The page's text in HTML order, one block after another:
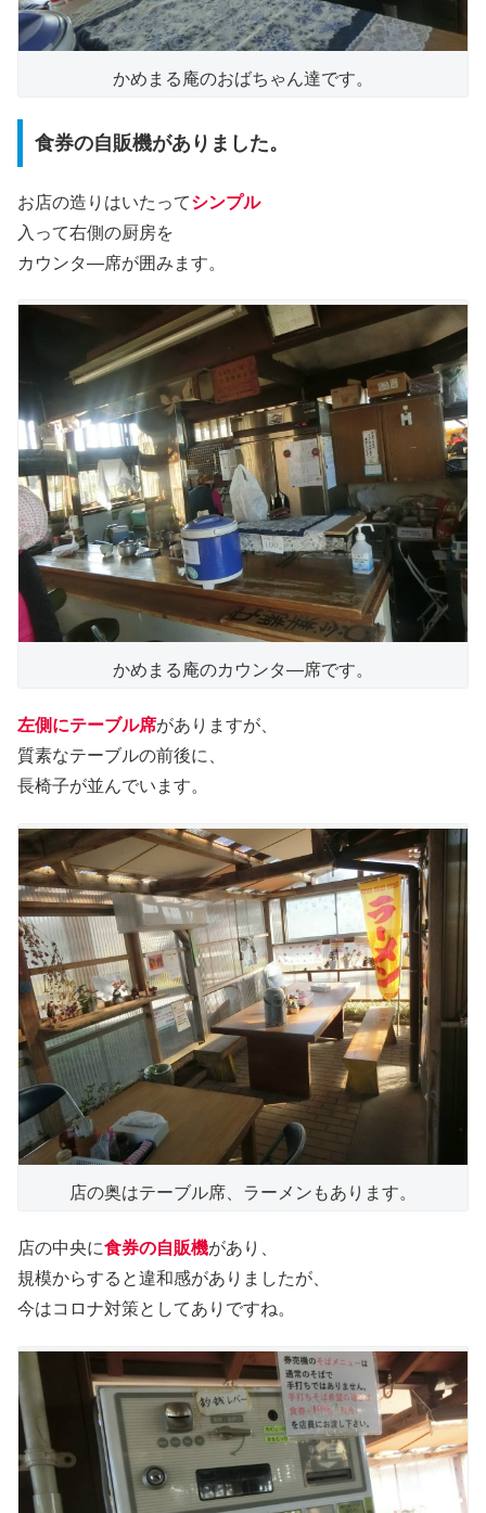
かめまる庵のおばちゃん達です。
食券の自販機がありました。
お店の造りはいたってシンプル
入って右側の厨房を
カウンタ―席が囲みます。
かめまる庵のカウンタ―席です。
左側にテーブル席がありますが、
質素なテーブルの前後に、
長椅子が並んでいます。
店の奥はテーブル席、ラーメンもあります。
店の中央に食券の自販機があり、
規模からすると違和感がありましたが、
今はコロナ対策としてありですね。